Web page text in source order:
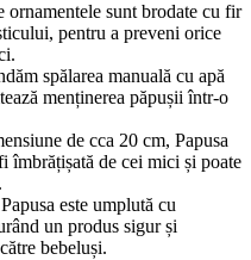
ornamentele sunt brodate cu fir
pentru a preveni orice
spălarea manuală cu apă
menținerea păpușii într-o
de cca 20 cm, Papusa
îmbrățișată de cei mici și poate
este umplută cu
un produs sigur și
bebeluși.